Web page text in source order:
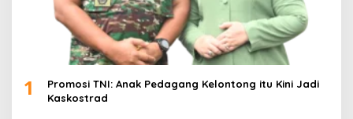
1
Promosi TNI: Anak Pedagang Kelontong itu Kini Jadi
Kaskostrad